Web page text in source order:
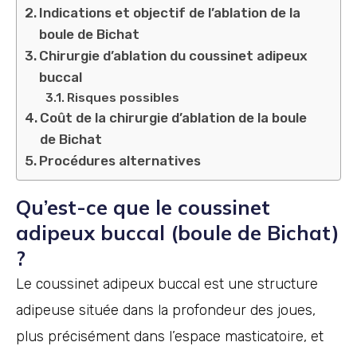
Indications et objectif de l’ablation de la
boule de Bichat
Chirurgie d’ablation du coussinet adipeux
buccal
Risques possibles
Coût de la chirurgie d’ablation de la boule
de Bichat
Procédures alternatives
Qu’est-ce que le coussinet
adipeux buccal (boule de Bichat)
?
Le coussinet adipeux buccal est une structure
adipeuse située dans la profondeur des joues,
plus précisément dans l’espace masticatoire, et